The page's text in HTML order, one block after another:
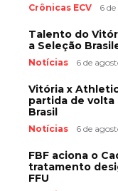
Crônicas ECV 6
Talento do
a Seleção
Notícias 6 de
Vitória x
partida de volta
Brasil
Notícias 6 de
FBF aciona o
tratamento
FFU